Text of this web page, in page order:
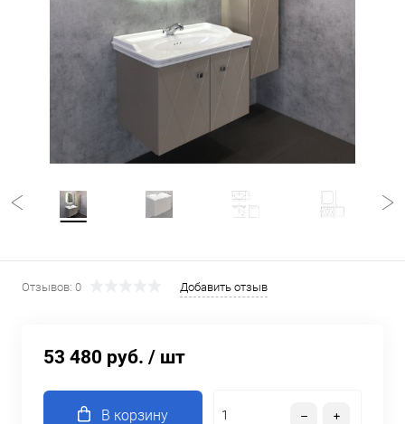
Отзывов: 0 Добавить отзыв
53 480 руб. / шт
В корзину